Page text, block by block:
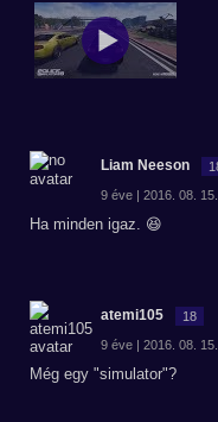
Liam Neeson
9 éve | 2016. 08.
Ha minden igaz. 😆
atemi105 18
9 éve | 2016. 08.
Még egy "simulator"?